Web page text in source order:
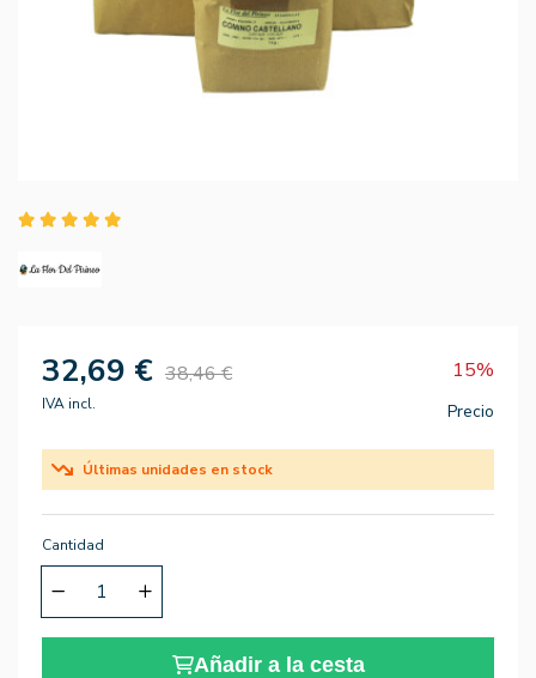
32,69 € 38,46 € 15%
IVA incl. Precio
Últimas unidades en stock
Cantidad
Añadir a la cesta